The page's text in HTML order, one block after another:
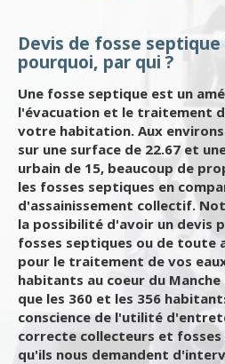
Devis de fosse septique
pourquoi, par qui ?
Une fosse septique est un
l'évacuation et le traitement
votre habitation. Aux
sur une surface de 22.67 et
urbain de 15, beaucoup de
les fosses septiques en
d'assainissement collectif.
la possibilité d'avoir un devis
fosses septiques ou de
pour le traitement de vos
habitants au coeur du
que les 360 et les 356
conscience de l'utilité
correcte collecteurs et fosses
qu'ils nous demandent